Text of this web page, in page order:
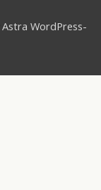
Astra WordPress-